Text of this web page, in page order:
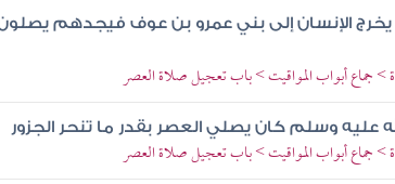
الإنسان إلى بني عمرو بن عوف فيجدهم
جماع أبواب المواقيت > باب تعجيل صلاة العصر
عليه وسلم كان يصلي العصر بقدر ما تنحر الجزور
جماع أبواب المواقيت > باب تعجيل صلاة العصر